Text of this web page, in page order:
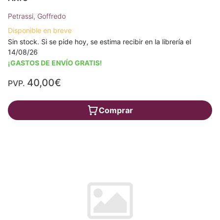
Petrassi, Goffredo
Disponible en breve
Sin stock. Si se pide hoy, se estima recibir en la librería el
14/08/26
¡GASTOS DE ENVÍO GRATIS!
PVP. 40,00€
Comprar